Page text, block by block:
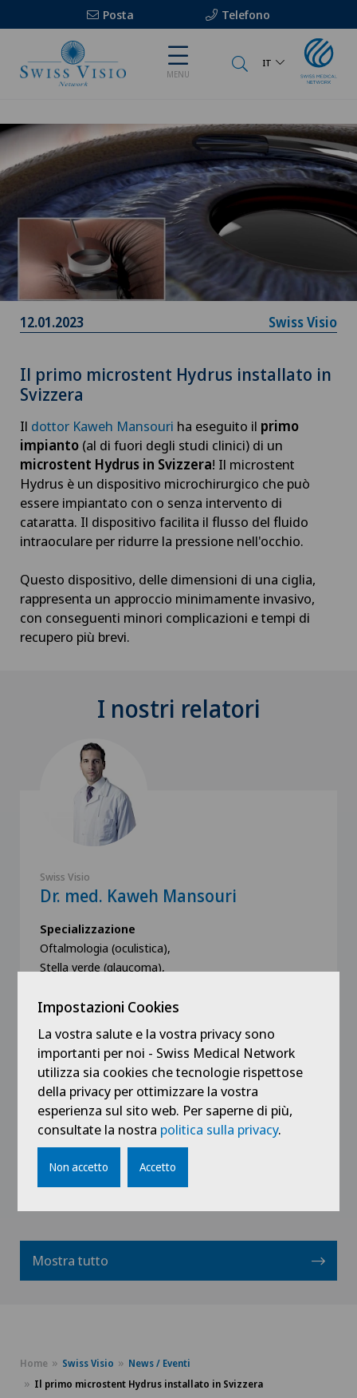
Posta Telefono
MENU
IT
12.01.2023 Swiss Visio
Il primo microstent Hydrus installato in
Svizzera
Il dottor Kaweh Mansouri ha eseguito il primo
impianto (al di fuori degli studi clinici) di un
microstent Hydrus in Svizzera! Il microstent
Hydrus è un dispositivo microchirurgico che può
essere impiantato con o senza intervento di
cataratta. Il dispositivo facilita il flusso del fluido
intraoculare per ridurre la pressione nell'occhio.
Questo dispositivo, delle dimensioni di una ciglia,
rappresenta un approccio minimamente invasivo,
con conseguenti minori complicazioni e tempi di
recupero più brevi.
I nostri relatori
Swiss Visio
Dr. med. Kaweh Mansouri
Specializzazione
Oftalmologia (oculistica),
Stella verde (glaucoma),
Vedi altro
Fissare appuntamento
Mostra tutto
Home Swiss Visio
News / Eventi
Il primo microstent Hydrus installato in Svizzera
Impostazioni Cookies
La vostra salute e la vostra privacy sono
importanti per noi - Swiss Medical Network
utilizza sia cookies che tecnologie rispettose
della privacy per ottimizzare la vostra
esperienza sul sito web. Per saperne di più,
consultate la nostra politica sulla privacy.
Non accetto Accetto